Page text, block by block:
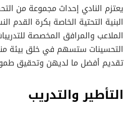
يعتزم النادي إحداث مجموعة من
البنية التحتية الخاصة بكرة القدم
الملاعب والمرافق المخصصة
التحسينات ستسهم في خلق بيئة
تقديم أفضل ما لديهن وتحقيق
التأطير والتدريب